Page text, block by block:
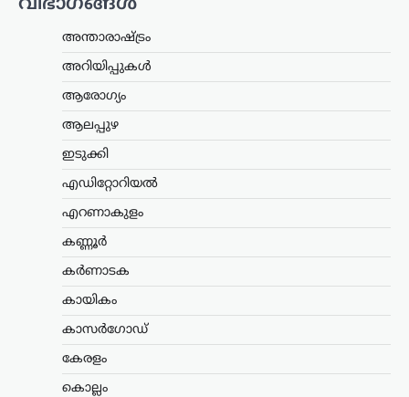
അന്താരാഷ്ട്രം
അറിയിപ്പുകൾ
ആരോഗ്യം
ആലപ്പുഴ
ഇടുക്കി
എഡിറ്റോറിയൽ
എറണാകുളം
കണ്ണൂർ
കർണാടക
കായികം
കാസർഗോഡ്
കേരളം
കൊല്ലം
ഉപയോഗിക്കാമെന്ന് കേന്ദ്ര പെട്രോളിയം,
പ്രകൃതി വാതക മന്ത്രാലയം വ്യക്തമാക്കി.
പൊതുമേഖല ഓയിൽ മാർക്കറ്റിങ്
കമ്പനികൾ (ഒഎംസികൾ) വിതരണം…
‘കേരളത്തിൽ ബിജെപി
അല്ല, പക്ഷേ
ബിജെപിക്കായി
ഭരിക്കുന്നത് യുഡിഎഫ്’;
സതീശനെതിരെ എം.വി.
അധികാരത്തിലില്ലെങ്കിലും വി.ഡി.
സതീശന്റെ നേതൃത്വത്തിലുള്ള യുഡിഎഫ്
അജണ്ടകൾ നടപ്പാക്കുകയാണെന്ന്